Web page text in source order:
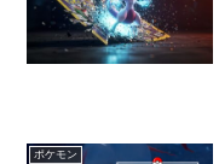
ポケモン